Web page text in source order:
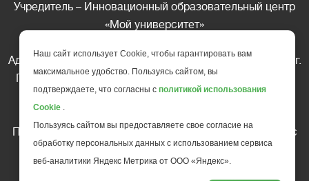
Учредитель – Инновационный образовательный центр
«Мой университет»
Адрес редакции: 185035 Россия, Республика Карелия, г.
Петрозаводск, ул. Фридриха Энгельса д.10, офис 211
Телефон редакции: +7 (499) 685-10-45
Перепечатка материалов газеты допускается только c
письменного разрешения редакции
Ссылка на «Газету педагогов» обязательна.
Наш сайт использует Cookie, чтобы гарантировать вам
максимальное удобство. Пользуясь сайтом, вы
подтверждаете, что согласны с политикой использования
Cookie .
Пользуясь сайтом вы предоставляете свое согласие на
обработку персональных данных с использованием сервиса
веб-аналитики Яндекс Метрика от ООО «Яндекс».